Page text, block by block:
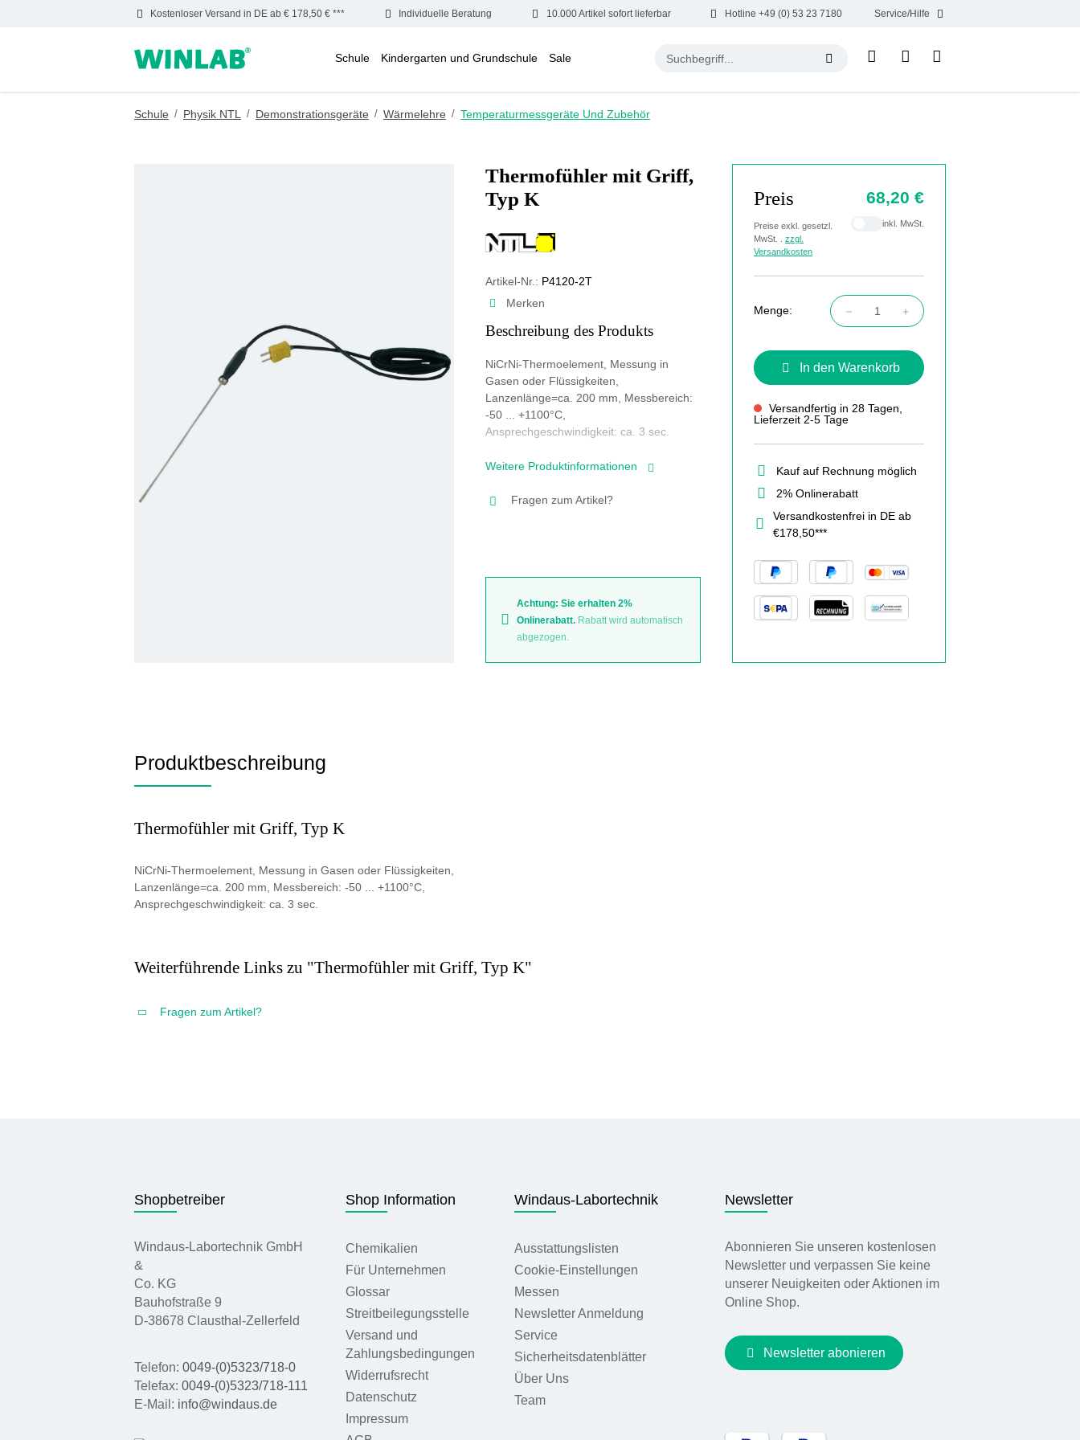
Zur Hauptnavigation springen
Kostenloser Versand in DE ab € 178,50 € *** Individuelle Beratung 10.000 Artikel sofort lieferbar Hotline +49 (0) 53 23 7180 Service/Hilfe
Schule Kindergarten und Grundschule Sale
Schule / Physik NTL / Demonstrationsgeräte / Wärmelehre / Temperaturmessgeräte Und Zubehör
Thermofühler mit Griff,
Typ K
Artikel-Nr.: P4120-2T
Merken
Beschreibung des Produkts
NiCrNi-Thermoelement, Messung in
Gasen oder Flüssigkeiten,
Lanzenlänge=ca. 200 mm, Messbereich:
-50 ... +1100°C,
Ansprechgeschwindigkeit: ca. 3 sec.
Weitere Produktinformationen
Fragen zum Artikel?
Achtung: Sie erhalten 2%
Onlinerabatt. Rabatt wird automatisch
abgezogen.
Preis
Preise exkl. gesetzl.
MwSt. .
zzgl.
Versandkosten
68,20 €
inkl. MwSt.
Menge:
Produkt Anzahl: Gib den gewünschten
In den Warenkorb
Versandfertig in 28 Tagen,
Lieferzeit 2-5 Tage
Kauf auf Rechnung möglich
2% Onlinerabatt
Versandkostenfrei in DE ab
€178,50***
Produktbeschreibung
Thermofühler mit Griff, Typ K
NiCrNi-Thermoelement, Messung in Gasen oder Flüssigkeiten,
Lanzenlänge=ca. 200 mm, Messbereich: -50 ... +1100°C,
Ansprechgeschwindigkeit: ca. 3 sec.
Weiterführende Links zu "Thermofühler mit Griff, Typ K"
Fragen zum Artikel?
Shopbetreiber
Windaus-Labortechnik GmbH
&
Co. KG
Bauhofstraße 9
D-38678 Clausthal-Zellerfeld
Telefon: 0049-(0)5323/718-0
Telefax: 0049-(0)5323/718-111
E-Mail: info@windaus.de
Shop Information
Chemikalien
Für Unternehmen
Glossar
Streitbeilegungsstelle
Versand und
Zahlungsbedingungen
Widerrufsrecht
Datenschutz
Impressum
Windaus-Labortechnik
Ausstattungslisten
Cookie-Einstellungen
Messen
Newsletter Anmeldung
Service
Sicherheitsdatenblätter
Über Uns
Team
Newsletter
Abonnieren Sie unseren kostenlosen
Newsletter und verpassen Sie keine
unserer Neuigkeiten oder Aktionen im
Online Shop.
Newsletter abonieren